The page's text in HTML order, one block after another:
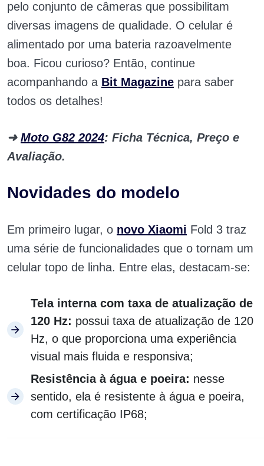
pelo conjunto de câmeras que possibilitam
diversas imagens de qualidade. O celular é
alimentado por uma bateria razoavelmente
boa. Ficou curioso? Então, continue
acompanhando a Bit Magazine para saber
todos os detalhes!
➜ Moto G82 2024: Ficha Técnica, Preço e
Avaliação.
Novidades do modelo
Em primeiro lugar, o novo Xiaomi Fold 3 traz
uma série de funcionalidades que o tornam um
celular topo de linha. Entre elas, destacam-se:
Tela interna com taxa de atualização de
120 Hz: possui taxa de atualização de 120
Hz, o que proporciona uma experiência
visual mais fluida e responsiva;
Resistência à água e poeira: nesse
sentido, ela é resistente à água e poeira,
com certificação IP68;